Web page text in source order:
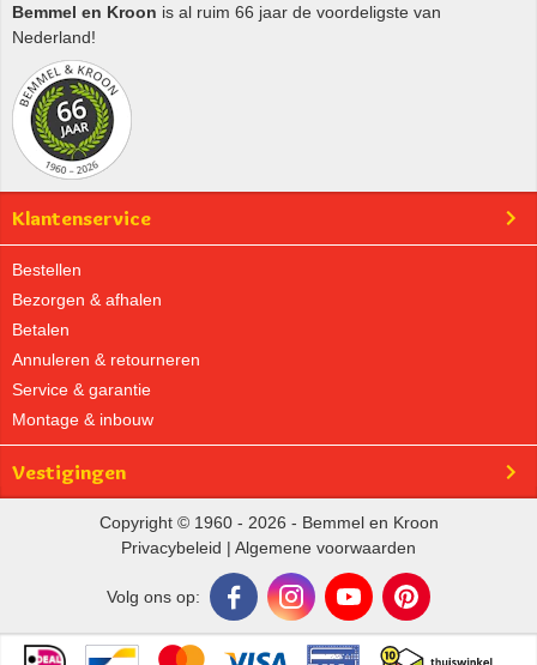
Bemmel en Kroon is al ruim 66 jaar de voordeligste van
Nederland!
Klantenservice
Bestellen
Bezorgen & afhalen
Betalen
Annuleren & retourneren
Service & garantie
Montage & inbouw
Vestigingen
Copyright © 1960 - 2026 - Bemmel en Kroon
Privacybeleid | Algemene voorwaarden
Volg ons op: